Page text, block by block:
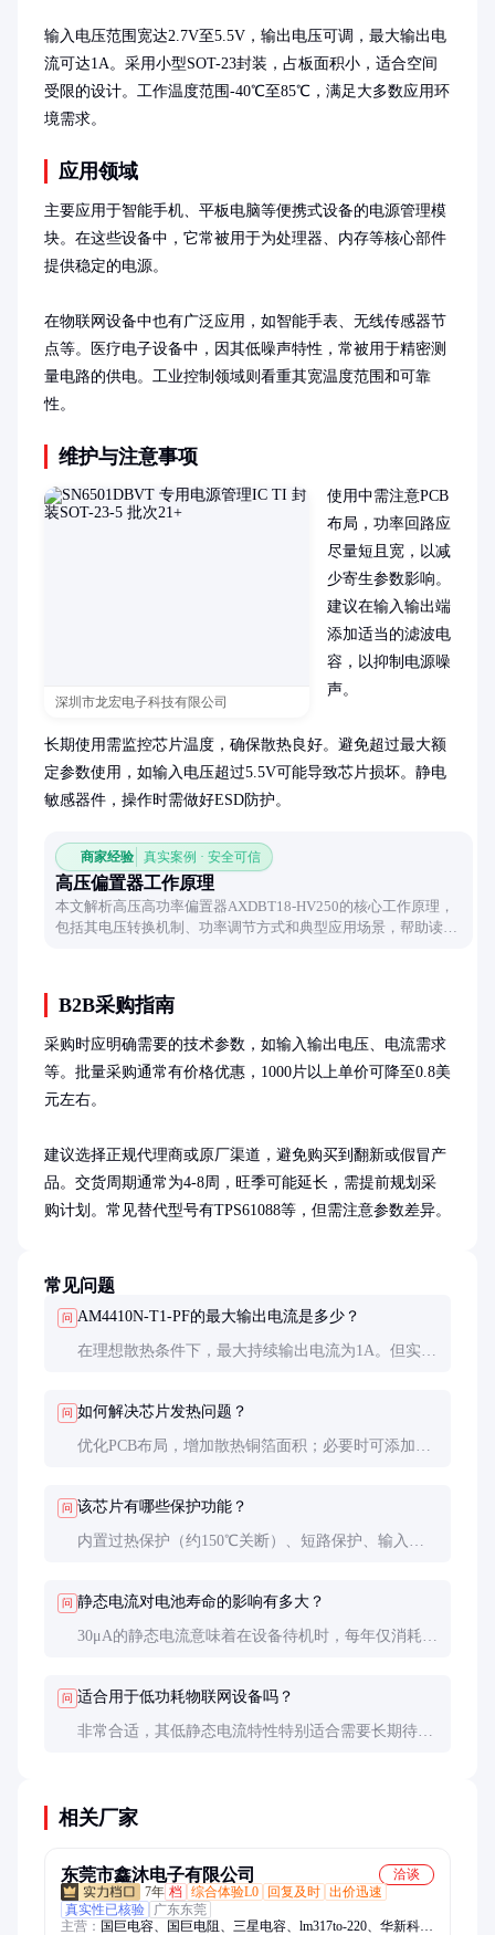
输入电压范围宽达2.7V至5.5V，输出电压可调，最大输出电
流可达1A。采用小型SOT-23封装，占板面积小，适合空间
受限的设计。工作温度范围-40℃至85℃，满足大多数应用环
境需求。
应用领域
主要应用于智能手机、平板电脑等便携式设备的电源管理模
块。在这些设备中，它常被用于为处理器、内存等核心部件
提供稳定的电源。
在物联网设备中也有广泛应用，如智能手表、无线传感器节
点等。医疗电子设备中，因其低噪声特性，常被用于精密测
量电路的供电。工业控制领域则看重其宽温度范围和可靠
性。
维护与注意事项
深圳市龙宏电子科技有限公司
使用中需注意PCB
布局，功率回路应
尽量短且宽，以减
少寄生参数影响。
建议在输入输出端
添加适当的滤波电
容，以抑制电源噪
声。
长期使用需监控芯片温度，确保散热良好。避免超过最大额
定参数使用，如输入电压超过5.5V可能导致芯片损坏。静电
敏感器件，操作时需做好ESD防护。
商家经验 真实案例 · 安全可信
高压偏置器工作原理
本文解析高压高功率偏置器AXDBT18-HV250的核心工作原理，
包括其电压转换机制、功率调节方式和典型应用场景，帮助读者
B2B采购指南
采购时应明确需要的技术参数，如输入输出电压、电流需求
等。批量采购通常有价格优惠，1000片以上单价可降至0.8美
元左右。
建议选择正规代理商或原厂渠道，避免购买到翻新或假冒产
品。交货周期通常为4-8周，旺季可能延长，需提前规划采
购计划。常见替代型号有TPS61088等，但需注意参数差异。
常见问题
问 AM4410N-T1-PF的最大输出电流是多少？
在理想散热条件下，最大持续输出电流为1A。但实际
问 如何解决芯片发热问题？
优化PCB布局，增加散热铜箔面积；必要时可添加小
问 该芯片有哪些保护功能？
内置过热保护（约150℃关断）、短路保护、输入欠
问 静态电流对电池寿命的影响有多大？
30μA的静态电流意味着在设备待机时，每年仅消耗约
问 适合用于低功耗物联网设备吗？
非常合适，其低静态电流特性特别适合需要长期待机
相关厂家
东莞市鑫沐电子有限公司
洽谈
7年 档 综合体验L0 回复及时 出价迅速
真实性已核验
广东东莞
主营： 国巨电容、国巨电阻、三星电容、lm317to-220、华新科、